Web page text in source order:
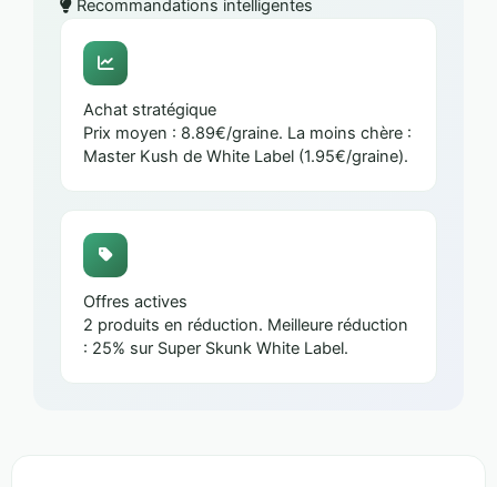
Recommandations intelligentes
Achat stratégique
Prix moyen : 8.89€/graine. La moins chère :
Master Kush de White Label (1.95€/graine).
Offres actives
2 produits en réduction. Meilleure réduction
: 25% sur Super Skunk White Label.